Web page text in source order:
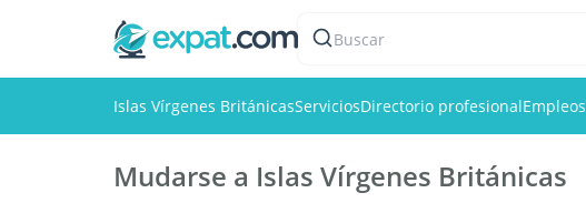
Buscar
Islas Vírgenes BritánicasServiciosDirectorio profesionalEmpleos
Mudarse a Islas Vírgenes Británicas